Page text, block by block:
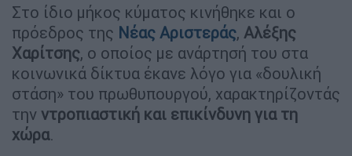
Στο ίδιο μήκος κύματος κινήθηκε και ο
πρόεδρος της Νέας Αριστεράς, Αλέξης
Χαρίτσης, ο οποίος με ανάρτησή του στα
κοινωνικά δίκτυα έκανε λόγο για «δουλική
στάση» του πρωθυπουργού, χαρακτηρίζοντάς
την ντροπιαστική και επικίνδυνη για τη
χώρα.